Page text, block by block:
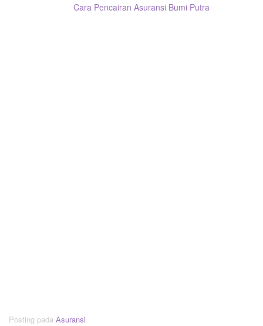
Cara Pencairan Asuransi Bumi Putra
Posting pada Asuransi